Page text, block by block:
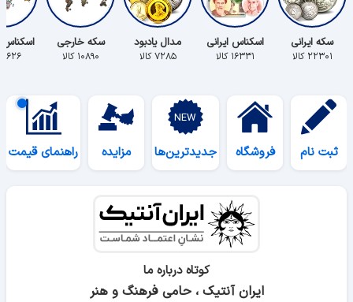
سکه ایرانی
۲۲۳۰۱ کالا
اسکناس ایرانی
۱۶۳۳۱ کالا
مدال یادبود
۷۲۸۵ کالا
سکه خارجی
۱۰۸۹۰ کالا ۵۶۲۶ کالا
ثبت نام فروشگاه جدیدترین‌ها مزایده راهنمای قیمت
کوتاه درباره ما
ایران آنتیک ، حامی فرهنگ و هنر